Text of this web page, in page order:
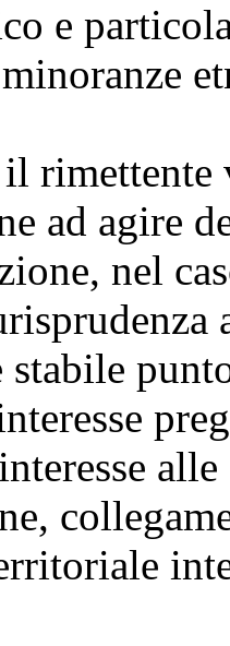
e
rimettente
ad agire
nel
stabile